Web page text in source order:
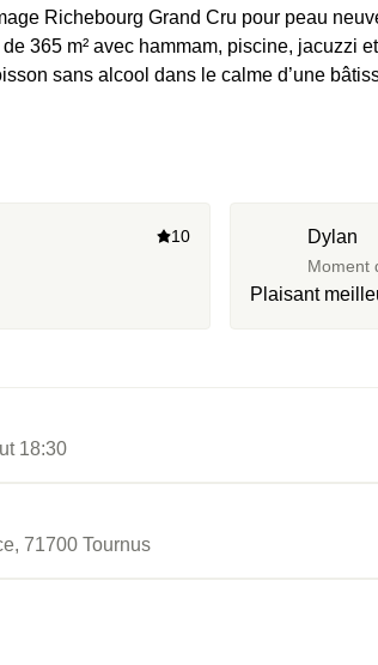
Richebourg Grand Cru pour peau
365 m² avec hammam, piscine, jacuzzi
sans alcool dans le calme d’une
10 Dylan
Moment
Plaisant
18:30
71700 Tournus